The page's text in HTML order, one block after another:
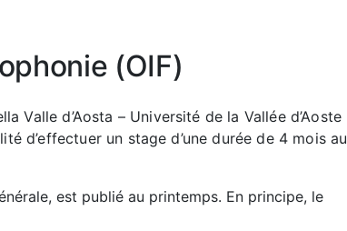
(OIF)
Valle d’Aosta – Université de la Vallée d’Aoste
d’effectuer un stage d’une durée de 4 mois au
est publié au printemps. En principe, le